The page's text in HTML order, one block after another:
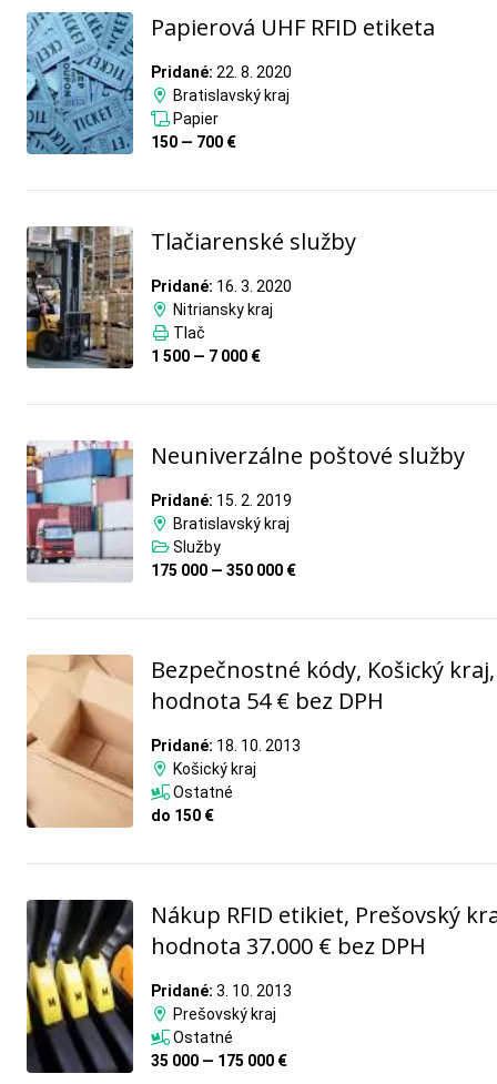
Papierová UHF RFID etiketa
Pridané: 22. 8. 2020
Bratislavský kraj
Papier
150 — 700 €
Tlačiarenské služby
Pridané: 16. 3. 2020
Nitriansky kraj
Tlač
1 500 — 7 000 €
Neuniverzálne poštové služby
Pridané: 15. 2. 2019
Bratislavský kraj
Služby
175 000 — 350 000 €
Bezpečnostné kódy, Košický kraj,
hodnota 54 € bez DPH
Pridané: 18. 10. 2013
Košický kraj
Ostatné
do 150 €
Nákup RFID etikiet, Prešovský
hodnota 37.000 € bez DPH
Pridané: 3. 10. 2013
Prešovský kraj
Ostatné
35 000 — 175 000 €